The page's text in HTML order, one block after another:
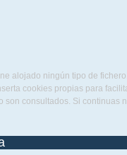
alojado ningún tipo de
cookies propias para
consultados. Si continuas